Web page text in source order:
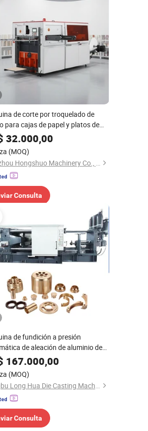
de corte por troquelado de
para cajas de papel y platos de
32.000,00
(MOQ)
Wenzhou Hongshuo Machinery Co., Ltd.
Consulta
de fundición a presión
de aleación de aluminio de
fría controlada por PLC de alta
produciendo carcasas de
LED
167.000,00
(MOQ)
Bengbu Long Hua Die Casting Machine Co., Ltd.
Consulta